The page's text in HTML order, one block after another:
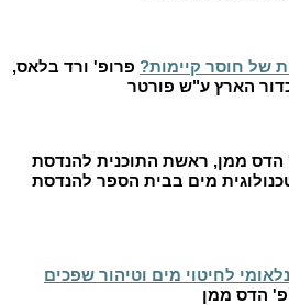
של חוסר קיימות? פרופ' ורד בלאס,
הארץ ע"ש פורטר
הדס ממן, ראשת התוכנית להנדסת
מים בבית הספר להנדסת
לחיטוי מים וטיהור שפכים
הדס ממן